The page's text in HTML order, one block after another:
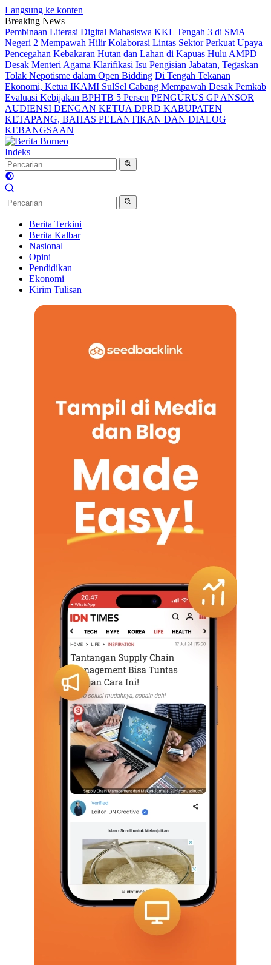
Langsung ke konten
Breaking News
Pembinaan Literasi Digital Mahasiswa KKL Tengah 3 di SMA
Negeri 2 Mempawah Hilir Kolaborasi Lintas Sektor Perkuat Upaya
Pencegahan Kebakaran Hutan dan Lahan di Kapuas Hulu AMPD
Desak Menteri Agama Klarifikasi Isu Pengisian Jabatan, Tegaskan
Tolak Nepotisme dalam Open Bidding Di Tengah Tekanan
Ekonomi, Ketua IKAMI SulSel Cabang Mempawah Desak Pemkab
Evaluasi Kebijakan BPHTB 5 Persen PENGURUS GP ANSOR
AUDIENSI DENGAN KETUA DPRD KABUPATEN
KETAPANG, BAHAS PELANTIKAN DAN DIALOG
KEBANGSAAN
Indeks
Berita Terkini
Berita Kalbar
Nasional
Opini
Pendidikan
Ekonomi
Kirim Tulisan